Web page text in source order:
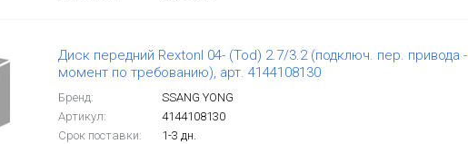
Диск передний RextonI 04- (Tod) 2.7/3.2 (подключ. пер. привода -
момент по требованию), арт. 4144108130
Бренд:
SSANG YONG
Артикул:
4144108130
Срок поставки:
1-3 дн.